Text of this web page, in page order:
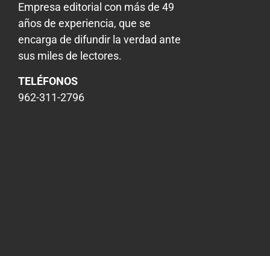
Empresa editorial con más de 49
años de experiencia, que se
encarga de difundir la verdad ante
sus miles de lectores.
TELÉFONOS
962-311-2796